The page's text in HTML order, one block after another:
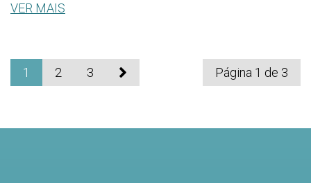
VER MAIS
1 2 3 Página 1 de 3